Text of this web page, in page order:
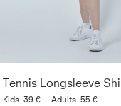
Kids 39 € | Adults 55 €